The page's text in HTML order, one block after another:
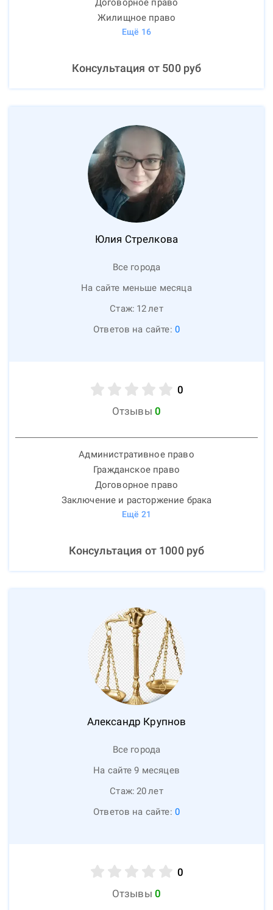
Договорное право
Жилищное право
Ещё 16
Консультация от 500руб
Юлия Стрелкова
Все города
На сайте меньше месяца
Стаж: 12лет
Ответов на сайте: 0
0
Отзывы 0
Административное право
Гражданское право
Договорное право
Заключение и расторжение брака
Ещё 21
Консультация от 1000руб
Александр Крупнов
Все города
На сайте 9 месяцев
Стаж: 20лет
Ответов на сайте: 0
0
Отзывы 0